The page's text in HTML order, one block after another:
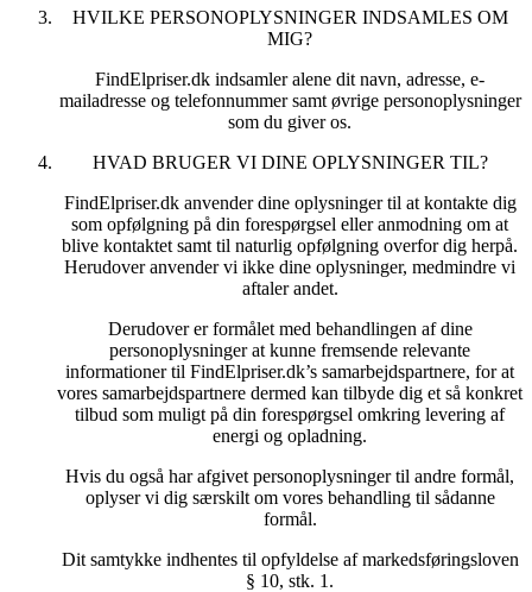
overholder markedsføringsloven § 10.
oplysninger.
7. DINE OPLYSNINGER BEHANDLES FORTROLIGT
OG SIKKERT
Vi opbevarer dine oplysninger fortroligt og sikkert. Vi har
sikkerhedsforanstaltninger mod, at dine oplysninger hændeligt
eller ulovligt tilintetgøres, fortabes eller forringes, samt mod, at
de kommer til uvedkommendes kendskab, misbruges eller i
øvrigt behandles i strid med de databeskyttelsesretlige regler.
HVILKE PERSONOPLYSNINGER INDSAMLES OM
MIG?
FindElpriser.dk indsamler alene dit navn, adresse, e-
mailadresse og telefonnummer samt øvrige personoplysninger
som du giver os.
HVAD BRUGER VI DINE OPLYSNINGER TIL?
FindElpriser.dk anvender dine oplysninger til at kontakte dig
som opfølgning på din forespørgsel eller anmodning om at
blive kontaktet samt til naturlig opfølgning overfor dig herpå.
Herudover anvender vi ikke dine oplysninger, medmindre vi
aftaler andet.
Derudover er formålet med behandlingen af dine
personoplysninger at kunne fremsende relevante
informationer til FindElpriser.dk’s samarbejdspartnere, for at
vores samarbejdspartnere dermed kan tilbyde dig et så konkret
tilbud som muligt på din forespørgsel omkring levering af
energi og opladning.
Hvis du også har afgivet personoplysninger til andre formål,
oplyser vi dig særskilt om vores behandling til sådanne
formål.
Dit samtykke indhentes til opfyldelse af markedsføringsloven
§ 10, stk. 1.